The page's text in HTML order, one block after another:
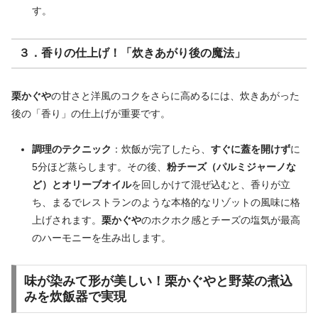
す。
３．香りの仕上げ！「炊きあがり後の魔法」
栗かぐやの甘さと洋風のコクをさらに高めるには、炊きあがった
後の「香り」の仕上げが重要です。
調理のテクニック ：炊飯が完了したら、 すぐに蓋を開けずに
5分ほど蒸らします。その後、 粉チーズ（パルミジャーノな
ど）とオリーブオイルを回しかけて混ぜ込むと、香りが立
ち、まるでレストランのような本格的なリゾットの風味に格
上げされます。 栗かぐやのホクホク感とチーズの塩気が最高
のハーモニーを生み出します。
味が染みて形が美しい！ 栗かぐやと野菜の煮込
みを炊飯器で実現